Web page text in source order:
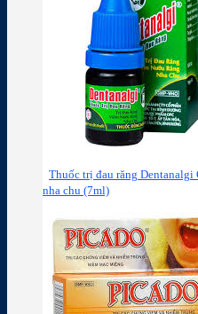
Thuốc trị đau răng Dentanalgi
nha chu (7ml)